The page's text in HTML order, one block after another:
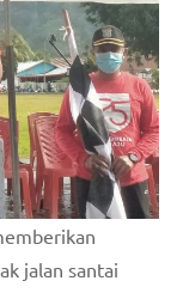
jalan santai